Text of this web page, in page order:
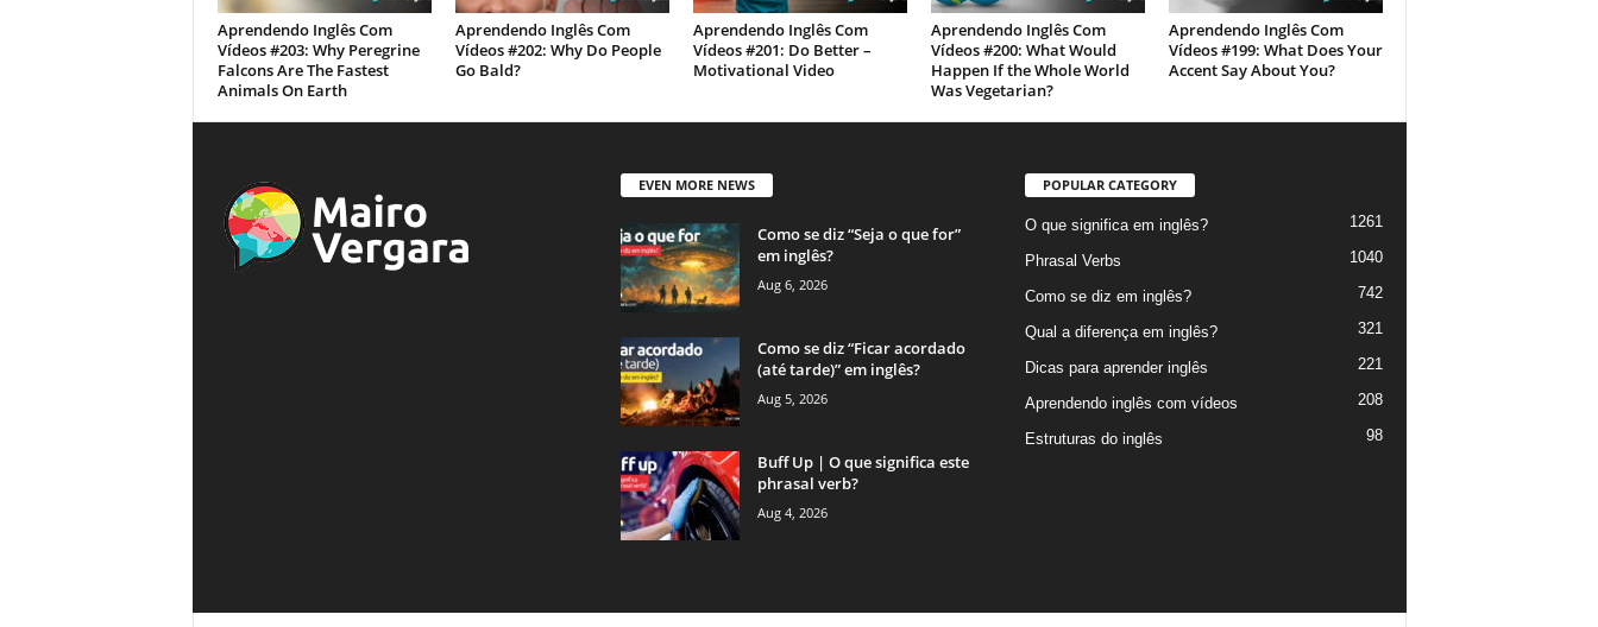
Aprendendo Inglês Com
Vídeos #203: Why Peregrine
Falcons Are The Fastest
Animals On Earth
Aprendendo Inglês Com
Vídeos #202: Why Do People
Go Bald?
Aprendendo Inglês Com
Vídeos #201: Do Better –
Motivational Video
Aprendendo Inglês Com
Vídeos #200: What Would
Happen If the Whole World
Was Vegetarian?
Aprendendo Inglês Com
Vídeos #199: What Does Your
Accent Say About You?
EVEN MORE NEWS
Como se diz “Seja o que for”
em inglês?
Aug 6, 2026
Como se diz “Ficar acordado
(até tarde)” em inglês?
Aug 5, 2026
Buff Up | O que significa este
phrasal verb?
Aug 4, 2026
POPULAR CATEGORY
O que significa em inglês? 1261
Phrasal Verbs 1040
Como se diz em inglês? 742
Qual a diferença em inglês? 321
Dicas para aprender inglês 221
Aprendendo inglês com vídeos 208
Estruturas do inglês 98